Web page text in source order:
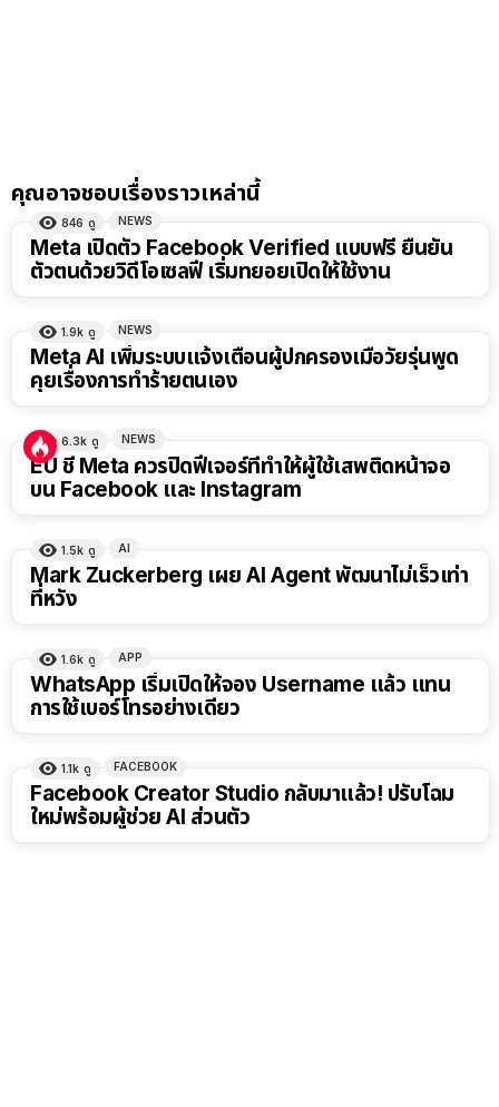
คุณอาจชอบเรื่องราวเหล่านี้
846 ดู NEWS
Meta เปิดตัว Facebook Verified แบบฟรี ยืนยัน
ตัวตนด้วยวิดีโอเซลฟี เริ่มทยอยเปิดให้ใช้งาน
1.9k ดู NEWS
Meta AI เพิ่มระบบแจ้งเตือนผู้ปกครองเมื่อวัยรุ่นพูด
คุยเรื่องการทำร้ายตนเอง
6.3k ดู NEWS
EU ชี้ Meta ควรปิดฟีเจอร์ที่ทำให้ผู้ใช้เสพติดหน้าจอ
บน Facebook และ Instagram
1.5k ดู AI
Mark Zuckerberg เผย AI Agent พัฒนาไม่เร็วเท่า
ที่หวัง
1.6k ดู APP
WhatsApp เริ่มเปิดให้จอง Username แล้ว แทน
การใช้เบอร์โทรอย่างเดียว
1.1k ดู FACEBOOK
Facebook Creator Studio กลับมาแล้ว! ปรับโฉม
ใหม่พร้อมผู้ช่วย AI ส่วนตัว